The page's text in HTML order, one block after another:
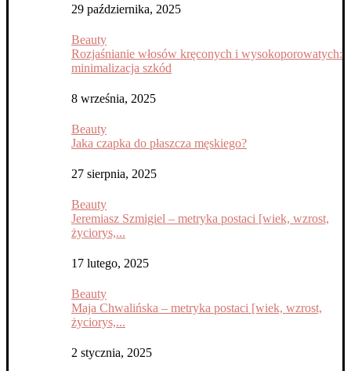
29 października, 2025
Beauty
Rozjaśnianie włosów kręconych i wysokoporowatych:
minimalizacja szkód
8 września, 2025
Beauty
Jaka czapka do płaszcza męskiego?
27 sierpnia, 2025
Beauty
Jeremiasz Szmigiel – metryka postaci [wiek, wzrost,
życiorys,...
17 lutego, 2025
Beauty
Maja Chwalińska – metryka postaci [wiek, wzrost,
życiorys,...
2 stycznia, 2025